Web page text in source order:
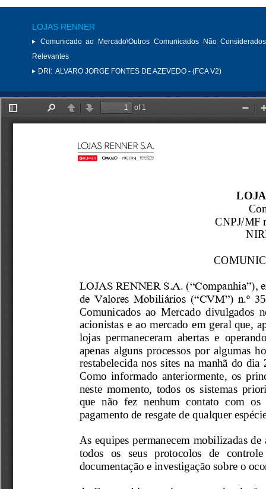
LOJAS RENNER
Comunicado ao Mercado\Outros Comunicados Não
Relevantes
DRI: ALVARO JORGE FONTES DE AZEVEDO - (FCA V2)